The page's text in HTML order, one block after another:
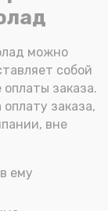
можно
собой
заказа.
заказа,
вне
ему